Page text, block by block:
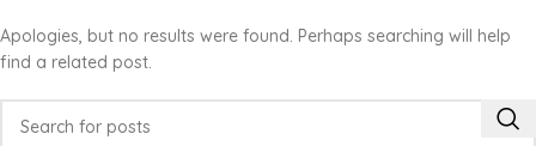
Apologies, but no results were found. Perhaps searching will help
find a related post.